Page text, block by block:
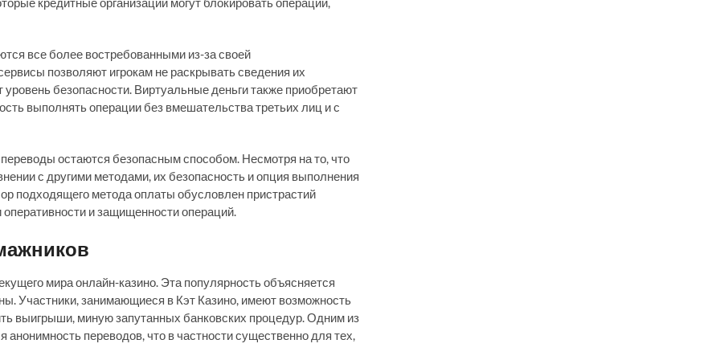
все более востребованными из-за своей
позволяют игрокам не раскрывать сведения их
безопасности. Виртуальные деньги также приобретают
выполнять операции без вмешательства третьих лиц и с
остаются безопасным способом. Несмотря на то, что
с другими методами, их безопасность и опция выполнения
подходящего метода оплаты обусловлен пристрастий
и защищенности операций.
мира онлайн-казино. Эта популярность объясняется
Участники, занимающиеся в Кэт Казино, имеют возможность
выигрыши, миную запутанных банковских процедур. Одним из
переводов, что в частности существенно для тех,